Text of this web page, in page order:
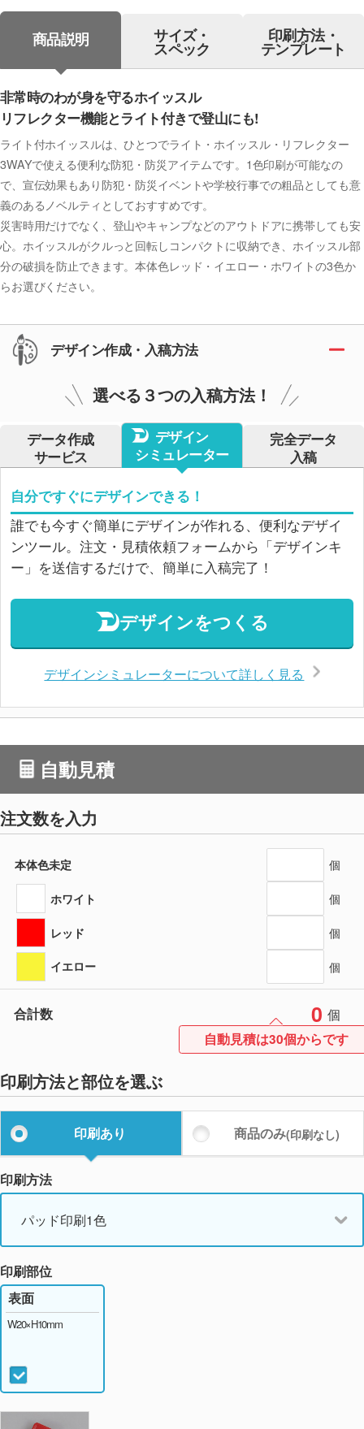
商品説明 サイズ・
スペック
印刷方法・
テンプレート
非常時のわが身を守るホイッスル
リフレクター機能とライト付きで登山にも!
ライト付ホイッスルは、ひとつでライト・ホイッスル・リフレクター
3WAYで使える便利な防犯・防災アイテムです。1色印刷が可能なの
で、宣伝効果もあり防犯・防災イベントや学校行事での粗品としても意
義のあるノベルティとしておすすめです。
災害時用だけでなく、登山やキャンプなどのアウトドアに携帯しても安
心。ホイッスルがクルっと回転しコンパクトに収納でき、ホイッスル部
分の破損を防止できます。本体色レッド・イエロー・ホワイトの3色か
らお選びください。
デザイン作成・入稿方法
選べる３つの入稿方法！
データ作成
サービス
デザイン
シミュレーター
完全データ
入稿
自分ですぐにデザインできる！
誰でも今すぐ簡単にデザインが作れる、便利なデザイ
ンツール。注文・見積依頼フォームから「デザインキ
ー」を送信するだけで、簡単に入稿完了！
デザインをつくる
デザインシミュレーターについて詳しく見る
自動見積
注文数を入力
本体色未定 個
ホワイト 個
レッド 個
イエロー 個
合計数 0 個
自動見積は30個からです
印刷方法と部位を選ぶ
印刷あり 商品のみ(印刷なし)
印刷方法
パッド印刷1色
印刷部位
表面
W20×H10mm